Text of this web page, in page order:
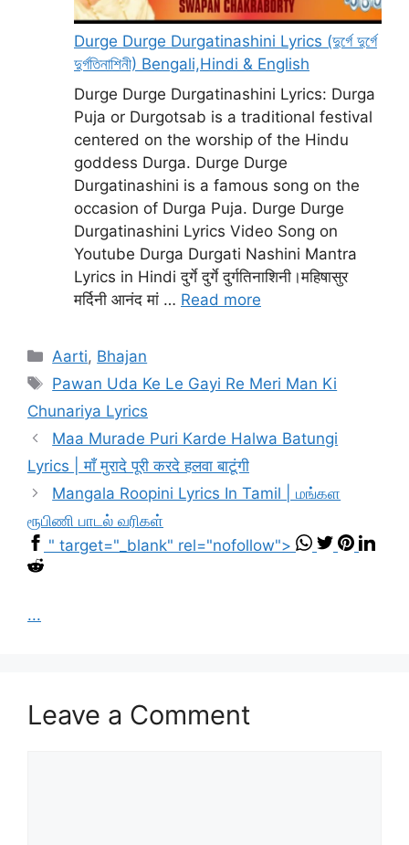
Durge Durge Durgatinashini Lyrics (দুর্গে দুর্গে
দুর্গতিনাশিনী) Bengali,Hindi & English
Durge Durge Durgatinashini Lyrics: Durga
Puja or Durgotsab is a traditional festival
centered on the worship of the Hindu
goddess Durga. Durge Durge
Durgatinashini is a famous song on the
occasion of Durga Puja. Durge Durge
Durgatinashini Lyrics Video Song on
Youtube Durga Durgati Nashini Mantra
Lyrics in Hindi दुर्गे दुर्गे दुर्गतिनाशिनी।महिषासुर
मर्दिनी आनंद मां … Read more
Categories
Aarti, Bhajan
Tags
Pawan Uda Ke Le Gayi Re Meri Man Ki
Chunariya Lyrics
Maa Murade Puri Karde Halwa Batungi
Lyrics | माँ मुरादे पूरी करदे हलवा बाटूंगी
Mangala Roopini Lyrics In Tamil | மங்கள
ரூபிணி பாடல் வரிகள்
" target="_blank" rel="nofollow">
...
Leave a Comment